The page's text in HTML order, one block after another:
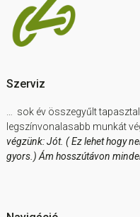
Szerviz
… sok év összegyűlt
legszínvonalasabb munkát
végzünk: Jót. ( Ez lehet hogy
gyors.) Ám hosszútávon